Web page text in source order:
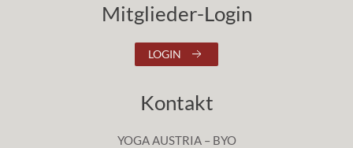
Mitglieder-Login
LOGIN
Kontakt
YOGA AUSTRIA – BYO